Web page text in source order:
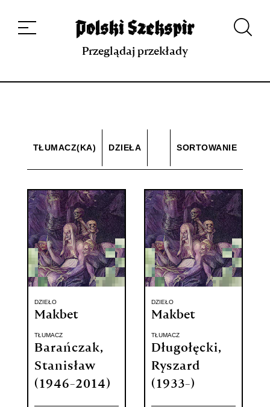
projekcie
Kontakt Indeks strony Aplikacja
Repozytorium XIX w.
Przeglądaj przekłady
TŁUMACZ(KA) DZIEŁA SORTOWANIE
DZIEŁO
Makbet
TŁUMACZ
Barańczak,
Stanisław
(1946-2014)
DZIEŁO
Makbet
TŁUMACZ
Długołęcki,
Ryszard
(1933-)